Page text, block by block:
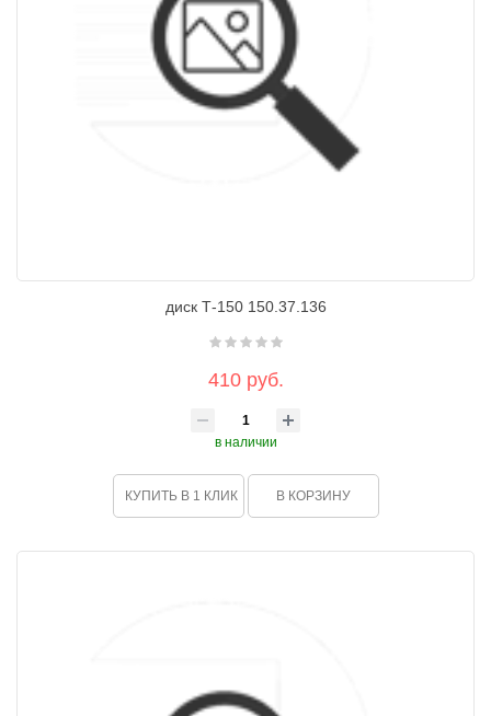
диск Т-150 150.37.136
410 руб.
в наличии
КУПИТЬ В 1 КЛИК В КОРЗИНУ